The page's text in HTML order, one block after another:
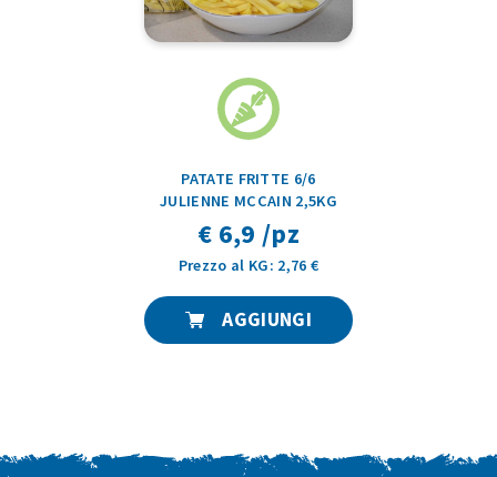
PATATE FRITTE 6/6
JULIENNE MCCAIN 2,5KG
€ 6,9 /pz
Prezzo al KG: 2,76 €
AGGIUNGI